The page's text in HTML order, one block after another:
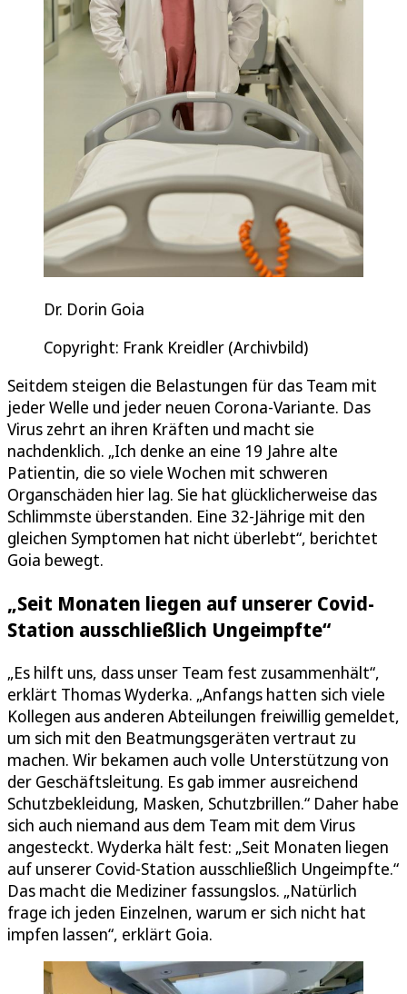
Dr. Dorin Goia
Copyright: Frank Kreidler (Archivbild)
Seitdem steigen die Belastungen für das Team mit
jeder Welle und jeder neuen Corona-Variante. Das
Virus zehrt an ihren Kräften und macht sie
nachdenklich. „Ich denke an eine 19 Jahre alte
Patientin, die so viele Wochen mit schweren
Organschäden hier lag. Sie hat glücklicherweise das
Schlimmste überstanden. Eine 32-Jährige mit den
gleichen Symptomen hat nicht überlebt“, berichtet
Goia bewegt.
„Seit Monaten liegen auf unserer Covid-
Station ausschließlich Ungeimpfte“
„Es hilft uns, dass unser Team fest zusammenhält“,
erklärt Thomas Wyderka. „Anfangs hatten sich viele
Kollegen aus anderen Abteilungen freiwillig gemeldet,
um sich mit den Beatmungsgeräten vertraut zu
machen. Wir bekamen auch volle Unterstützung von
der Geschäftsleitung. Es gab immer ausreichend
Schutzbekleidung, Masken, Schutzbrillen.“ Daher habe
sich auch niemand aus dem Team mit dem Virus
angesteckt. Wyderka hält fest: „Seit Monaten liegen
auf unserer Covid-Station ausschließlich Ungeimpfte.“
Das macht die Mediziner fassungslos. „Natürlich
frage ich jeden Einzelnen, warum er sich nicht hat
impfen lassen“, erklärt Goia.